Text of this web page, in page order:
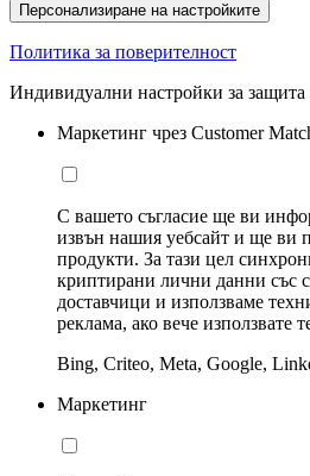
Персонализиране на настройките
Политика за поверителност
Индивидуални настройки за защита
Маркетинг чрез Customer
С вашето съгласие ще ви
извън нашия уебсайт и ще ви
продукти. За тази цел
криптирани лични данни със
доставчици и използваме
реклама, ако вече използвате
Bing, Criteo, Meta, Google,
Маркетинг